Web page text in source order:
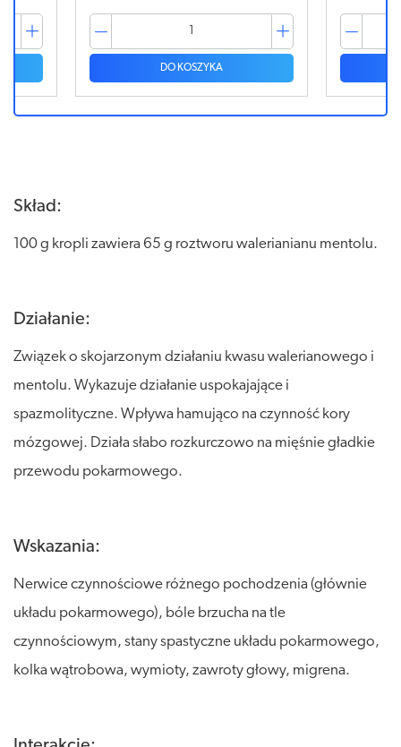
DO KOSZYKA
Skład:
100 g kropli zawiera 65 g roztworu walerianianu mentolu.
Działanie:
Związek o skojarzonym działaniu kwasu walerianowego i
mentolu. Wykazuje działanie uspokajające i
spazmolityczne. Wpływa hamująco na czynność kory
mózgowej. Działa słabo rozkurczowo na mięśnie gładkie
przewodu pokarmowego.
Wskazania:
Nerwice czynnościowe różnego pochodzenia (głównie
układu pokarmowego), bóle brzucha na tle
czynnościowym, stany spastyczne układu pokarmowego,
kolka wątrobowa, wymioty, zawroty głowy, migrena.